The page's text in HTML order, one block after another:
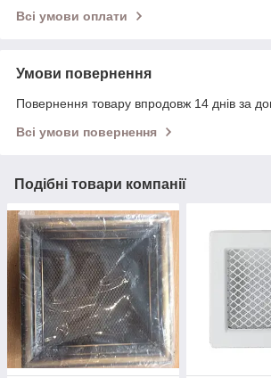
Всі умови оплати
Умови повернення
Повернення товару впродовж 14 днів за
Всі умови повернення
Подібні товари компанії